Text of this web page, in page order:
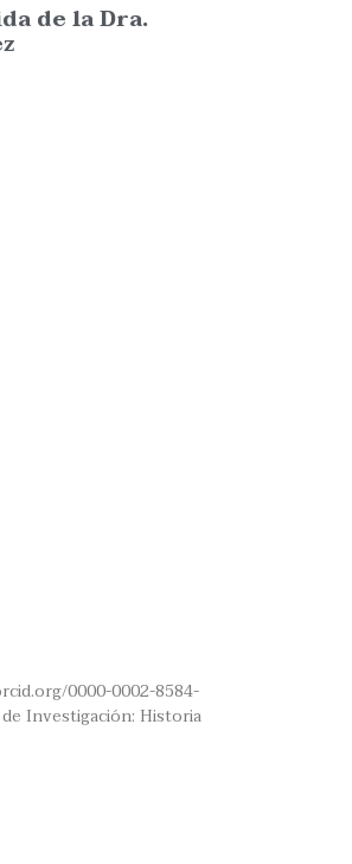
de la Dra.
0000-0002-8584-
Investigación: Historia